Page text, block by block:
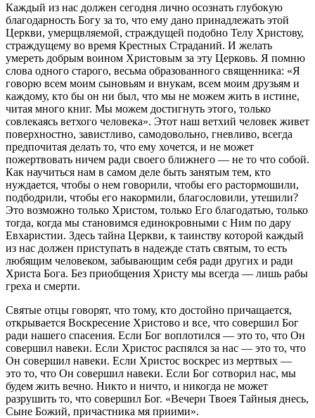
Каждый из нас должен сегодня лично осознать глубокую
благодарность Богу за то, что ему дано принадлежать этой
Церкви, умерщвляемой, страждущей подобно Телу Христову,
страждущему во время Крестных Страданий. И желать
умереть добрым воином Христовым за эту Церковь. Я помню
слова одного старого, весьма образованного священника: «Я
говорю всем моим сыновьям и внукам, всем моим друзьям и
каждому, кто бы он ни был, что мы не можем жить в истине,
читая много книг. Мы можем достигнуть этого, только
совлекаясь ветхого человека». Этот наш ветхий человек живет
поверхностно, завистливо, самодовольно, гневливо, всегда
предпочитая делать то, что ему хочется, и не может
пожертвовать ничем ради своего ближнего — не то что собой.
Как научиться нам в самом деле быть занятым тем, кто
нуждается, чтобы о нем говорили, чтобы его растормошили,
подбодрили, чтобы его накормили, благословили, утешили?
Это возможно только Христом, только Его благодатью, только
тогда, когда мы становимся единокровными с Ним по дару
Евхаристии. Здесь тайна Церкви, к таинству которой каждый
из нас должен приступать в надежде стать святым, то есть
любящим человеком, забывающим себя ради других и ради
Христа Бога. Без приобщения Христу мы всегда — лишь рабы
греха и смерти.
Святые отцы говорят, что тому, кто достойно причащается,
открывается Воскресение Христово и все, что совершил Бог
ради нашего спасения. Если Бог воплотился — это то, что Он
совершил навеки. Если Христос распялся за нас — это то, что
Он совершил навеки. Если Христос воскрес из мертвых —
это то, что Он совершил навеки. Если Бог сотворил нас, мы
будем жить вечно. Никто и ничто, и никогда не может
разрушить то, что совершил Бог. «Вечери Твоея Тайныя днесь,
Сыне Божий, причастника мя приими».